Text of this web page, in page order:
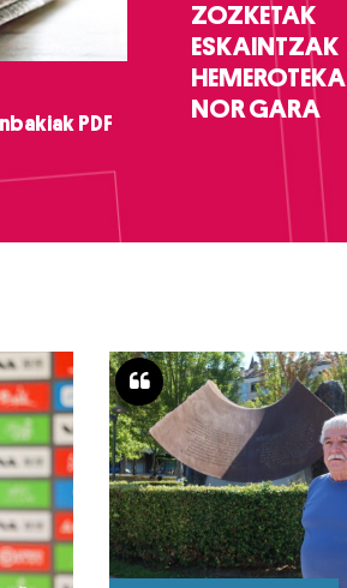
PDF
ZOZKETAK
ESKAINTZAK
HEMEROTEKA
NOR GARA